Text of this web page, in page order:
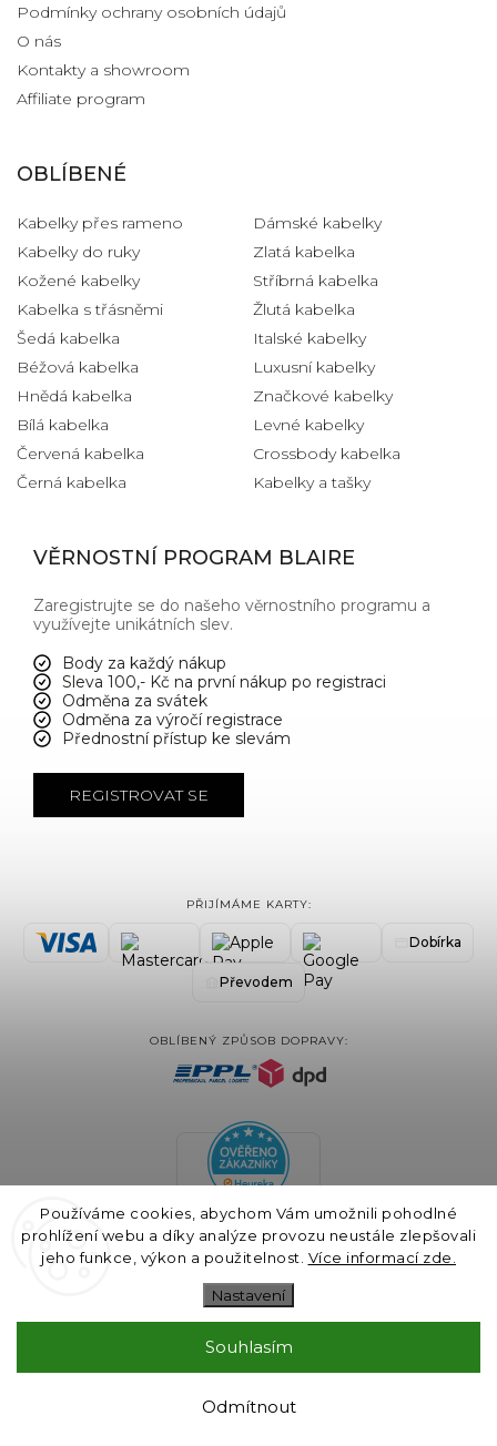
Používáme cookies, abychom Vám umožnili pohodlné
prohlížení webu a díky analýze provozu neustále zlepšovali
jeho funkce, výkon a použitelnost. Více informací zde.
Nastavení
Odmítnout
Souhlasím
Podmínky ochrany osobních údajů
O nás
Kontakty a showroom
Affiliate program
OBLÍBENÉ
Kabelky přes rameno
Kabelky do ruky
Kožené kabelky
Kabelka s třásněmi
Šedá kabelka
Béžová kabelka
Hnědá kabelka
Bílá kabelka
Červená kabelka
Černá kabelka
Dámské kabelky
Zlatá kabelka
Stříbrná kabelka
Žlutá kabelka
Italské kabelky
Luxusní kabelky
Značkové kabelky
Levné kabelky
Crossbody kabelka
Kabelky a tašky
VĚRNOSTNÍ PROGRAM BLAIRE
Zaregistrujte se do našeho věrnostního programu a
využívejte unikátních slev.
Body za každý nákup
Sleva 100,- Kč na první nákup po registraci
Odměna za svátek
Odměna za výročí registrace
Přednostní přístup ke slevám
REGISTROVAT SE
PŘIJÍMÁME KARTY:
Dobírka
Převodem
OBLÍBENÝ ZPŮSOB DOPRAVY:
COPYRIGHT 2024 BLAIRE.CZ VŠECHNA PRÁVA VYHRAZENA
VYTVOŘILSHOPTET& DESIGN A KÓDOVÁNÍGALANDR.COM